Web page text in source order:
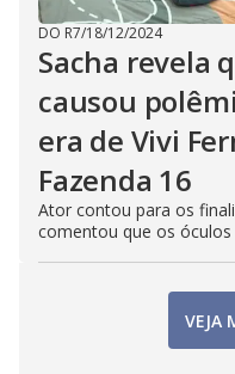
DO R7/18/12/2024
Sacha revela
causou
era de Vivi
Fazenda 16
Ator contou para os
comentou que os óculos
VEJA